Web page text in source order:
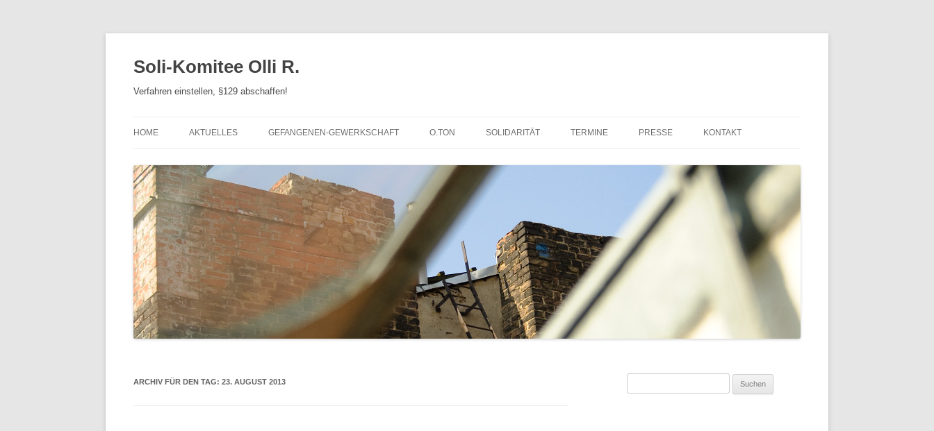
Soli-Komitee Olli R.
Verfahren einstellen, §129 abschaffen!
HOME AKTUELLES GEFANGENEN-GEWERKSCHAFT O.TON SOLIDARITÄT TERMINE PRESSE KONTAKT
ARCHIV FÜR DEN TAG: 23. AUGUST 2013